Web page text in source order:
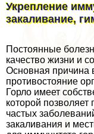
Укрепление
закаливание,
Постоянные
качество жизни и
Основная причина
противостояние
Горло имеет
которой позволяет
частых
закаливания и